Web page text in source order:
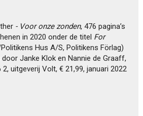
- Voor onze zonden, 476 pagina’s
in 2020 onder de titel For
Hus A/S, Politikens Förlag)
Janke Klok en Nannie de Graaff,
2, uitgeverij Volt, € 21,99, januari 2022